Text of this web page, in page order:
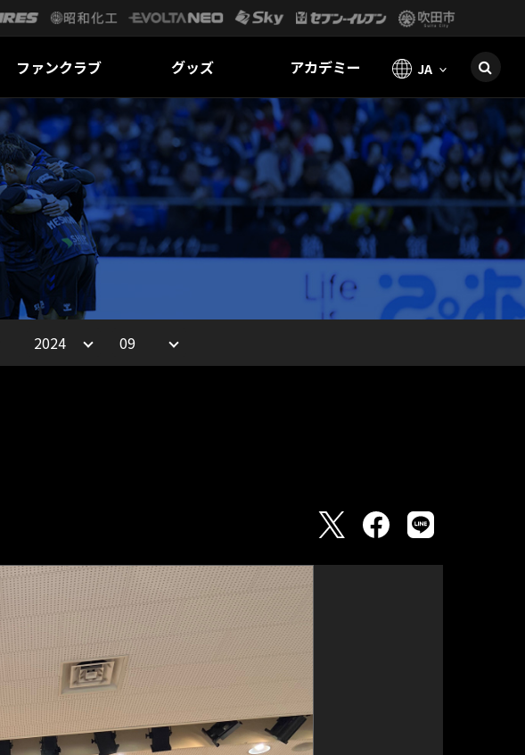
ファンクラブ グッズ アカデミー JA